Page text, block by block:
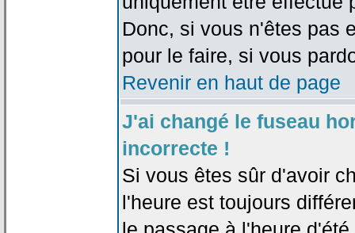
Donc, si vous n'êtes pas
pour le faire, si vous
Revenir en haut de page
J'ai changé le fuseau
incorrecte !
Si vous êtes sûr d'avoir
l'heure est toujours